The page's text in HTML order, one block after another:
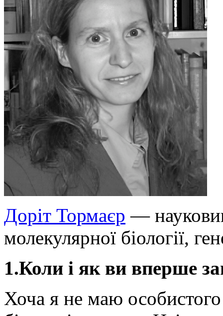
Доріт Тормаєр —
молекулярної біології,
1.Коли і як ви вперше
Хоча я не маю